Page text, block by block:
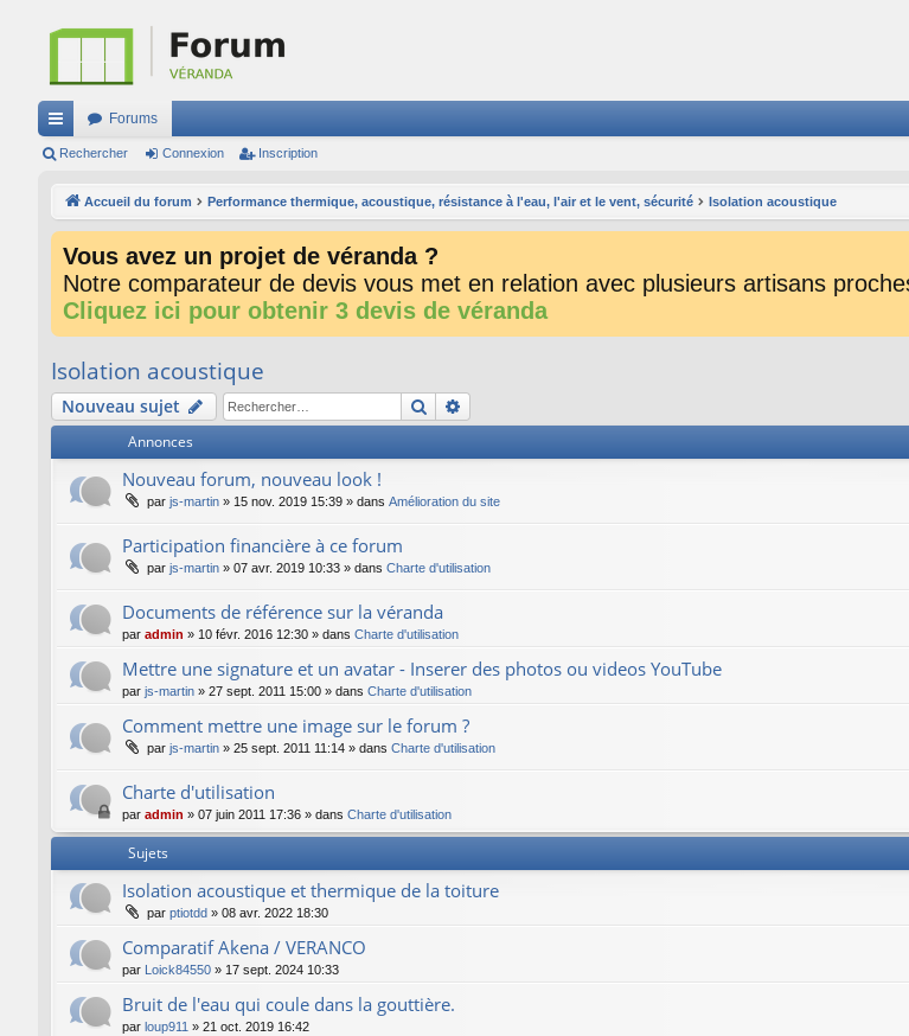
ac
Forums
Rechercher Connexion Inscription
Accueil du forum Performance thermique, acoustique, résistance à l'eau, l'air et le vent, sécurité Isolation acoustique
Vous avez un projet de véranda ?
Notre comparateur de devis vous met en relation avec plusieurs artisans
Cliquez ici pour obtenir 3 devis de véranda
Isolation acoustique
Nouveau sujet Rechercher
Annonces
Nouveau forum, nouveau look !
par js-martin » 15 nov. 2019 15:39 » dans Amélioration du site
Participation financière à ce forum
par js-martin » 07 avr. 2019 10:33 » dans Charte d'utilisation
Documents de référence sur la véranda
par admin » 10 févr. 2016 12:30 » dans Charte d'utilisation
Mettre une signature et un avatar - Inserer des photos ou videos YouTube
par js-martin » 27 sept. 2011 15:00 » dans Charte d'utilisation
Comment mettre une image sur le forum ?
par js-martin » 25 sept. 2011 11:14 » dans Charte d'utilisation
Charte d'utilisation
par admin » 07 juin 2011 17:36 » dans Charte d'utilisation
Sujets
Isolation acoustique et thermique de la toiture
par ptiotdd » 08 avr. 2022 18:30
Comparatif Akena / VERANCO
par Loick84550 » 17 sept. 2024 10:33
Bruit de l'eau qui coule dans la gouttière.
par loup911 » 21 oct. 2019 16:42